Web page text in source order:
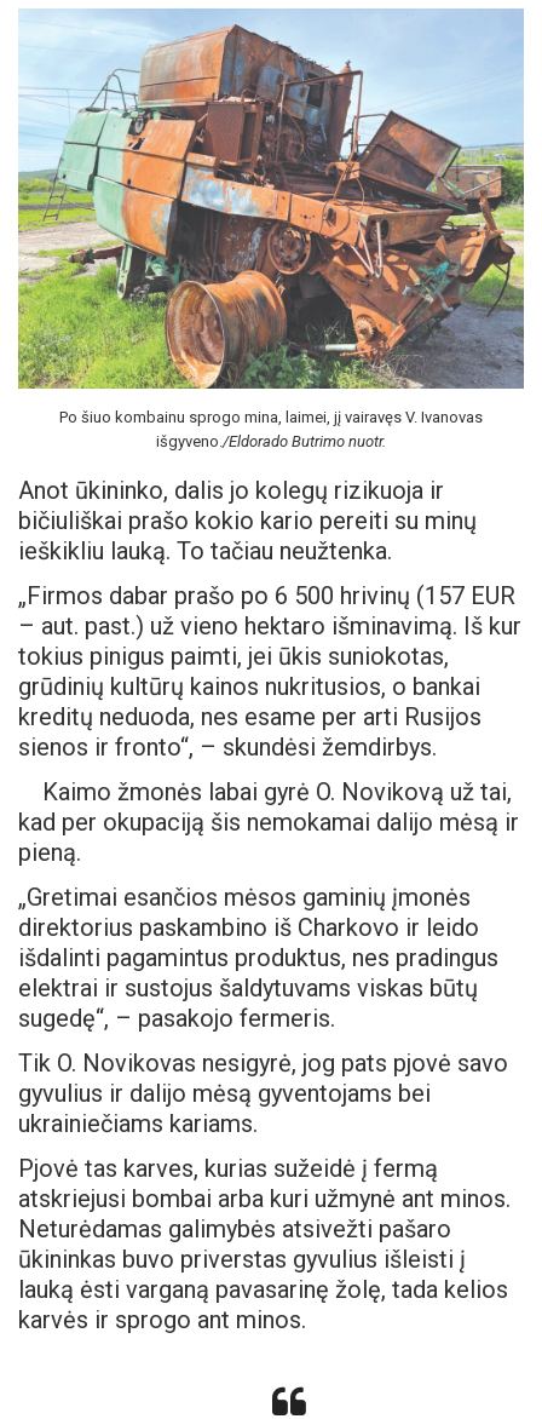
Po šiuo kombainu sprogo mina, laimei, jį vairavęs V. Ivanovas
išgyveno. /Eldorado Butrimo nuotr.
Anot ūkininko, dalis jo kolegų rizikuoja ir
bičiuliškai prašo kokio kario pereiti su minų
ieškikliu lauką. To tačiau neužtenka.
„Firmos dabar prašo po 6 500 hrivinų (157 EUR
– aut. past.) už vieno hektaro išminavimą. Iš kur
tokius pinigus paimti, jei ūkis suniokotas,
grūdinių kultūrų kainos nukritusios, o bankai
kreditų neduoda, nes esame per arti Rusijos
sienos ir fronto“, – skundėsi žemdirbys.
Kaimo žmonės labai gyrė O. Novikovą už tai,
kad per okupaciją šis nemokamai dalijo mėsą ir
pieną.
„Gretimai esančios mėsos gaminių įmonės
direktorius paskambino iš Charkovo ir leido
išdalinti pagamintus produktus, nes pradingus
elektrai ir sustojus šaldytuvams viskas būtų
sugedę“, – pasakojo fermeris.
Tik O. Novikovas nesigyrė, jog pats pjovė savo
gyvulius ir dalijo mėsą gyventojams bei
ukrainiečiams kariams.
Pjovė tas karves, kurias sužeidė į fermą
atskriejusi bombai arba kuri užmynė ant minos.
Neturėdamas galimybės atsivežti pašaro
ūkininkas buvo priverstas gyvulius išleisti į
lauką ėsti varganą pavasarinę žolę, tada kelios
karvės ir sprogo ant minos.